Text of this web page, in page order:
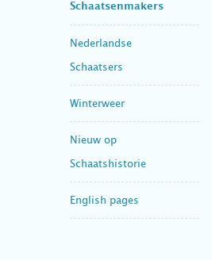
Schaatsenmakers
Nederlandse
Schaatsers
Winterweer
Nieuw op
Schaatshistorie
English pages